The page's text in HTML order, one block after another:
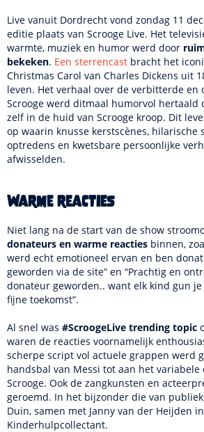
Live vanuit Dordrecht vond zondag 11
editie plaats van Scrooge Live. Het
warmte, muziek en humor werd door
bekeken. Een sterrencast bracht het
Christmas Carol van Charles Dickens uit
leven. Het verhaal over de verbitterde en
Scrooge werd ditmaal humorvol hertaald
zelf in de huid van Scrooge kroop. Dit
op waarin knusse kerstscènes, hilarische
optredens en kwetsbare persoonlijke
afwisselden.
Warme reacties
Niet lang na de start van de show
donateurs en warme reacties binnen,
werd echt emotioneel ervan en ben
geworden via de site” en “Prachtig en
donateur geworden.. want elk kind gun
fijne toekomst”.
Al snel was #ScroogeLive trending topic
waren de reacties voornamelijk
scherpe script vol actuele grappen werd
handsbal van Messi tot aan het variabele
Scrooge. Ook de zangkunsten en
geroemd. In het bijzonder die van
Duin, samen met Janny van der Heijden
Kinderhulpcollectant.